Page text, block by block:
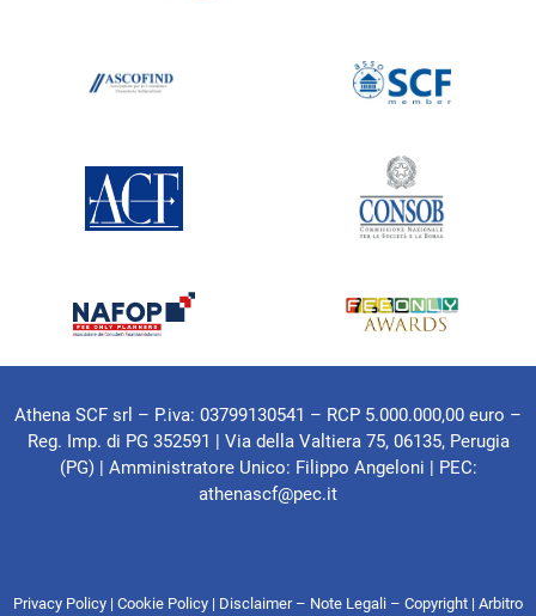
Athena SCF srl – P.iva: 03799130541 – RCP 5.000.000,00 euro –
Reg. Imp. di PG 352591 | Via della Valtiera 75, 06135, Perugia
(PG) | Amministratore Unico: Filippo Angeloni | PEC:
athenascf@pec.it
Privacy Policy | Cookie Policy | Disclaimer – Note Legali – Copyright | Arbitro